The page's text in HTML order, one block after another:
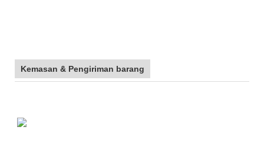
Kemasan & Pengiriman barang